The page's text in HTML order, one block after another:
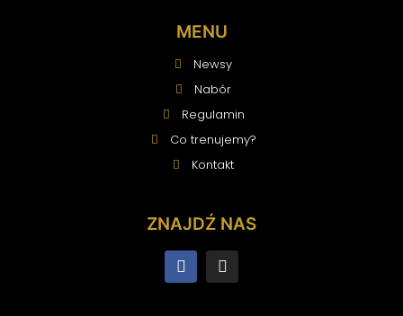
MENU
Newsy
Nabór
Regulamin
Co trenujemy?
Kontakt
ZNAJDŹ NAS